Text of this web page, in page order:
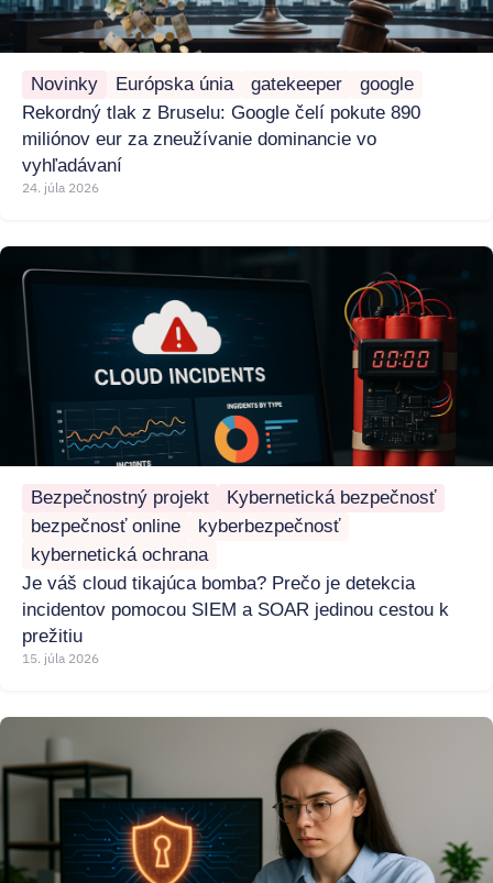
Novinky Európska únia gatekeeper
google
Rekordný tlak z Bruselu: Google čelí pokute 890
miliónov eur za zneužívanie dominancie vo
vyhľadávaní
24. júla 2026
Bezpečnostný projekt
Kybernetická bezpečnosť
bezpečnosť online
kyberbezpečnosť
kybernetická ochrana
Je váš cloud tikajúca bomba? Prečo je detekcia
incidentov pomocou SIEM a SOAR jedinou cestou k
prežitiu
15. júla 2026